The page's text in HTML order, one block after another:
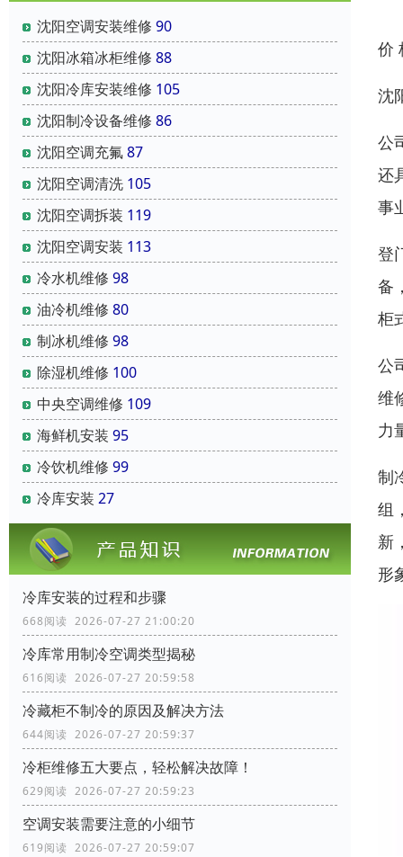
沈阳空调安装维修 90
沈阳冰箱冰柜维修 88
沈阳冷库安装维修 105
沈阳制冷设备维修 86
沈阳空调充氟87
沈阳空调清洗 105
沈阳空调拆装 119
沈阳空调安装 113
冷水机维修 98
油冷机维修 80
制冰机维修 98
除湿机维修 100
中央空调维修 109
海鲜机安装 95
冷饮机维修 99
冷库安装 27
冷库安装的过程和步骤
668阅读 2026-07-27 21:00:20
冷库常用制冷空调类型揭秘
616阅读 2026-07-27 20:59:58
冷藏柜不制冷的原因及解决方法
644阅读 2026-07-27 20:59:37
冷柜维修五大要点，轻松解决故障！
629阅读 2026-07-27 20:59:23
空调安装需要注意的小细节
619阅读 2026-07-27 20:59:07
价
沈
公
还
事
登
备
柜
公
维
力
制
组
新
形